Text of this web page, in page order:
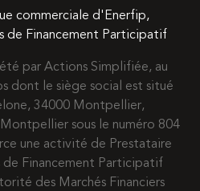
commerciale d'Enerfip,
de Financement Participatif
par Actions Simplifiée, au
dont le siège social est situé
34000 Montpellier,
sous le numéro 804
une activité de Prestataire
de Financement Participatif
des Marchés Financiers